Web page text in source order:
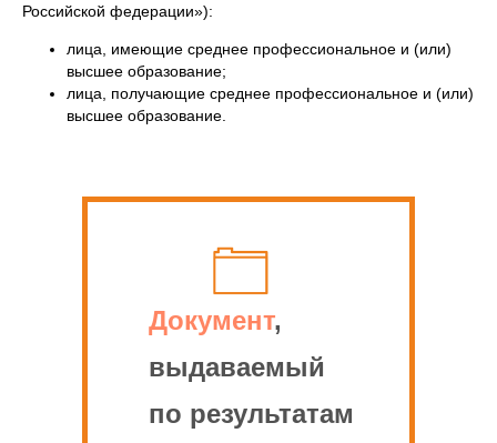
Российской федерации»):
лица, имеющие среднее профессиональное и (или)
высшее образование;
лица, получающие среднее профессиональное и (или)
высшее образование.
Документ,
выдаваемый
по результатам